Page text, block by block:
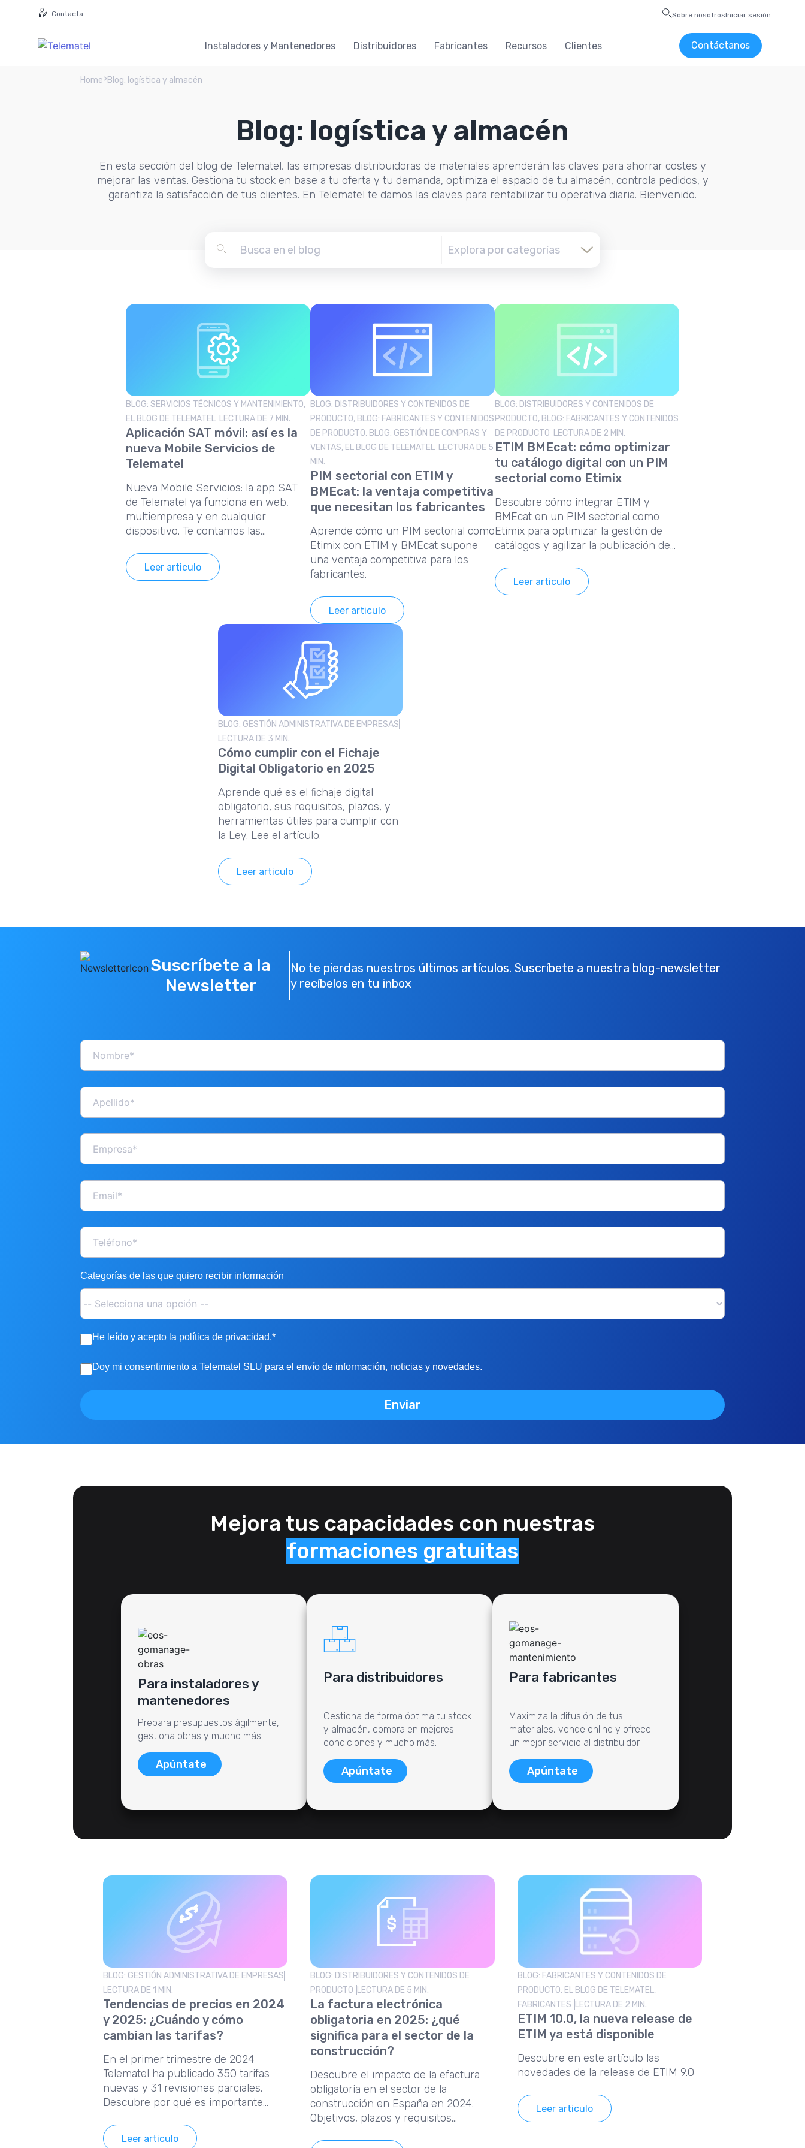
Contacta Sobre nosotrosIniciar sesión
Instaladores y Mantenedores Distribuidores Fabricantes Recursos Clientes Contáctanos
Home>Blog: logística y almacén
Blog: logística y almacén
En esta sección del blog de Telematel, las empresas distribuidoras de materiales aprenderán las claves para ahorrar costes y
mejorar las ventas. Gestiona tu stock en base a tu oferta y tu demanda, optimiza el espacio de tu almacén, controla pedidos, y
garantiza la satisfacción de tus clientes. En Telematel te damos las claves para rentabilizar tu operativa diaria. Bienvenido.
Explora por categorías
Suscríbete a la
Newsletter
No te pierdas nuestros últimos artículos. Suscríbete a nuestra blog-newsletter
y recíbelos en tu inbox
Categorías de las que quiero recibir información
He leído y acepto la política de privacidad.*
Doy mi consentimiento a Telematel SLU para el envío de información, noticias y novedades.
BLOG: SERVICIOS TÉCNICOS Y MANTENIMIENTO,
EL BLOG DE TELEMATEL LECTURA DE 7 MIN.
Aplicación SAT móvil: así es la
nueva Mobile Servicios de
Telematel
Nueva Mobile Servicios: la app SAT
de Telematel ya funciona en web,
multiempresa y en cualquier
dispositivo. Te contamos las
Leer articulo
BLOG: DISTRIBUIDORES Y CONTENIDOS DE
PRODUCTO, BLOG: FABRICANTES Y CONTENIDOS
DE PRODUCTO, BLOG: GESTIÓN DE COMPRAS Y
VENTAS, EL BLOG DE TELEMATEL LECTURA DE 5
MIN.
PIM sectorial con ETIM y
BMEcat: la ventaja competitiva
que necesitan los fabricantes
Aprende cómo un PIM sectorial como
Etimix con ETIM y BMEcat supone
una ventaja competitiva para los
fabricantes.
Leer articulo
BLOG: DISTRIBUIDORES Y CONTENIDOS DE
PRODUCTO, BLOG: FABRICANTES Y CONTENIDOS
DE PRODUCTO LECTURA DE 2 MIN.
ETIM BMEcat: cómo optimizar
tu catálogo digital con un PIM
sectorial como Etimix
Descubre cómo integrar ETIM y
BMEcat en un PIM sectorial como
Etimix para optimizar la gestión de
catálogos y agilizar la publicación de
Leer articulo
BLOG: GESTIÓN ADMINISTRATIVA DE EMPRESAS
LECTURA DE 3 MIN.
Cómo cumplir con el Fichaje
Digital Obligatorio en 2025
Aprende qué es el fichaje digital
obligatorio, sus requisitos, plazos, y
herramientas útiles para cumplir con
la Ley. Lee el artículo.
Leer articulo
Mejora tus capacidades con nuestras
formaciones gratuitas
Para instaladores y
mantenedores
Prepara presupuestos ágilmente,
gestiona obras y mucho más.
Apúntate
Para distribuidores
Gestiona de forma óptima tu stock
y almacén, compra en mejores
condiciones y mucho más.
Apúntate
Para fabricantes
Maximiza la difusión de tus
materiales, vende online y ofrece
un mejor servicio al distribuidor.
Apúntate
BLOG: GESTIÓN ADMINISTRATIVA DE EMPRESAS
LECTURA DE 1 MIN.
Tendencias de precios en 2024
y 2025: ¿Cuándo y cómo
cambian las tarifas?
En el primer trimestre de 2024
Telematel ha publicado 350 tarifas
nuevas y 31 revisiones parciales.
Descubre por qué es importante
Leer articulo
BLOG: DISTRIBUIDORES Y CONTENIDOS DE
PRODUCTO LECTURA DE 5 MIN.
La factura electrónica
obligatoria en 2025: ¿qué
significa para el sector de la
construcción?
Descubre el impacto de la efactura
obligatoria en el sector de la
construcción en España en 2024.
Objetivos, plazos y requisitos
BLOG: FABRICANTES Y CONTENIDOS DE
PRODUCTO, EL BLOG DE TELEMATEL,
FABRICANTES LECTURA DE 2 MIN.
ETIM 10.0, la nueva release de
ETIM ya está disponible
Descubre en este artículo las
novedades de la release de ETIM 9.0
Leer articulo